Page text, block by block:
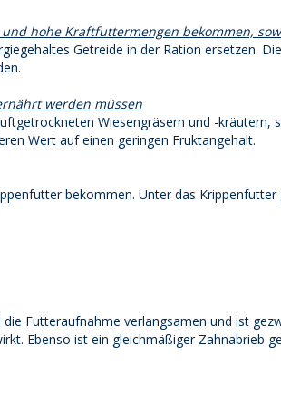
hohe Kraftfuttermengen bekommen,
Getreide in der Ration ersetzen.
werden müssen
Wiesengräsern und -
Wert auf einen geringen Fruktangehalt.
bekommen. Unter das
Futteraufnahme verlangsamen und ist
Ebenso ist ein gleichmäßiger Zahnabrieb